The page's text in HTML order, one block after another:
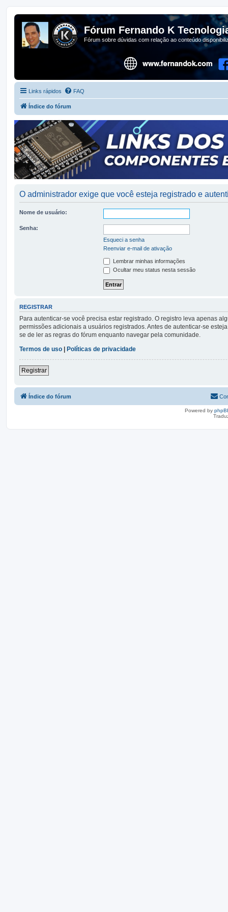
Fórum Fernando K
Fórum sobre dúvidas com relação ao conteúdo
Links rápidos FAQ
Índice do fórum
O administrador exige que você esteja registrado e
Nome de usuário:
Senha:
Esqueci a senha
Reenviar e-mail de ativação
Lembrar minhas informações
Ocultar meu status nesta sessão
REGISTRAR
Para autenticar-se você precisa estar registrado. O registro leva apenas
permissões adicionais a usuários registrados. Antes de autenticar-se
se de ler as regras do fórum enquanto navegar pela comunidade.
Termos de uso
Políticas de privacidade
Registrar
Índice do fórum
Powered by